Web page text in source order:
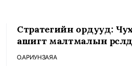
Стратегийн ордууд:
ашигт малтмалын
саад болж буй
О.АРИУНЗАЯА